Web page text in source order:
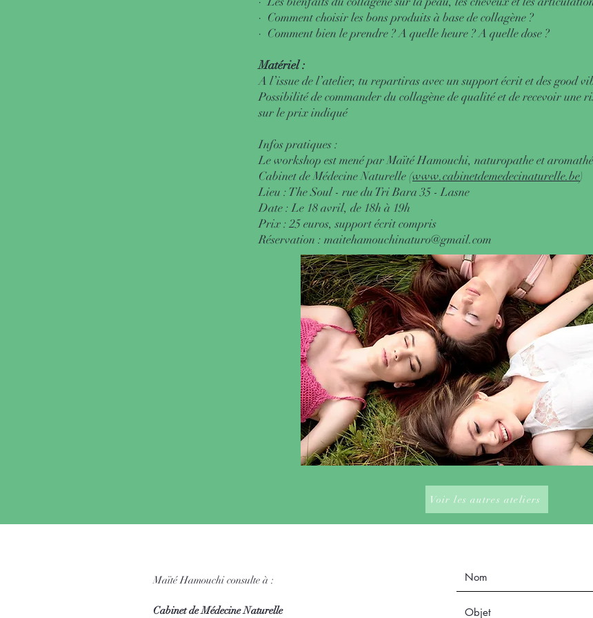
· Comment choisir les bons produits à base de collagène ?
· Comment bien le prendre ? A quelle heure ? A quelle dose ?
Matériel :
A l’issue de l’atelier, tu repartiras avec un support écrit et des good
Possibilité de commander du collagène de qualité et de recevoir une
sur le prix indiqué
Infos pratiques :
Le workshop est mené par Maïté Hamouchi, naturopathe et
Cabinet de Médecine Naturelle (www.cabinetdemedecinaturelle.be)
Lieu : The Soul - rue du Tri Bara 35 - Lasne
Date : Le 18 avril, de 18h à 19h
Prix : 25 euros, support écrit compris
Réservation : maitehamouchinaturo@gmail.com
Voir les autres ateliers
Maïté Hamouchi consulte à :
Cabinet de Médecine Naturelle